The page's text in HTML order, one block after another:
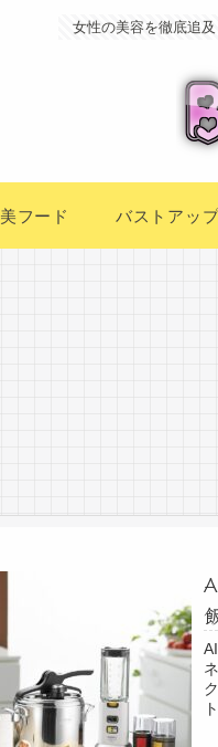
女性の美容を徹底追
美フード バストアップ